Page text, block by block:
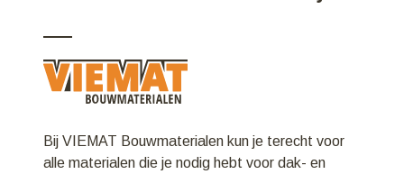
Bij VIEMAT Bouwmaterialen kun je terecht voor
alle materialen die je nodig hebt voor dak- en